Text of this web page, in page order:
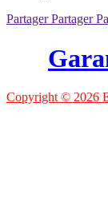
PartagerPartager
Copyright © 2026